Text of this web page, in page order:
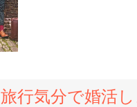
旅行気分で婚活